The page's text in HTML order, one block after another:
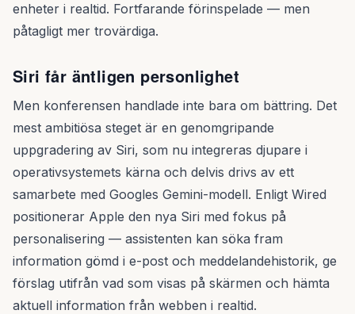
enheter i realtid. Fortfarande förinspelade — men
påtagligt mer trovärdiga.
Siri får äntligen personlighet
Men konferensen handlade inte bara om bättring. Det
mest ambitiösa steget är en genomgripande
uppgradering av Siri, som nu integreras djupare i
operativsystemets kärna och delvis drivs av ett
samarbete med Googles Gemini-modell. Enligt Wired
positionerar Apple den nya Siri med fokus på
personalisering — assistenten kan söka fram
information gömd i e-post och meddelandehistorik, ge
förslag utifrån vad som visas på skärmen och hämta
aktuell information från webben i realtid.